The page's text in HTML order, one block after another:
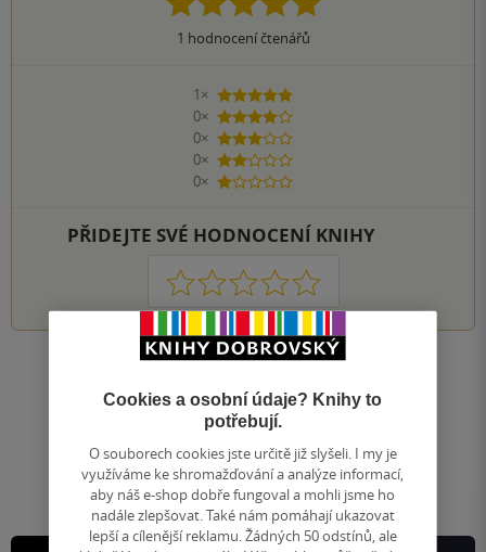
1 hodnocení čtenářů
1×
5 hvězdiček
0×
4 hvězdičky
0×
3 hvězdičky
0×
2 hvězdičky
0×
1 hvezdička
PŘIDEJTE SVÉ HODNOCENÍ KNIHY
1 2 3 4 5
Zobrazeno 20 z 20
1
na
stránku
/ 1
Cookies a osobní údaje? Knihy to
potřebují.
O souborech cookies jste určitě již slyšeli. I my je
využíváme ke shromažďování a analýze informací,
aby náš e-shop dobře fungoval a mohli jsme ho
nadále zlepšovat. Také nám pomáhají ukazovat
lepší a cílenější reklamu. Žádných 50 odstínů, ale